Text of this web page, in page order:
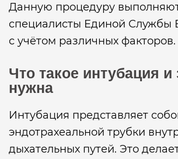
Данную процедуру
специалисты Единой Службы
с учётом различных факторов.
Что такое интубация и
нужна
Интубация представляет
эндотрахеальной трубки
дыхательных путей. Это